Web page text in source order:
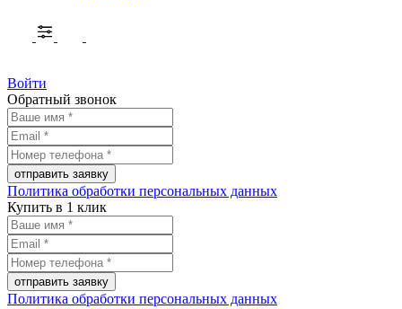
Войти
Обратный звонок
Политика обработки персональных данных
Купить в 1 клик
Политика обработки персональных данных